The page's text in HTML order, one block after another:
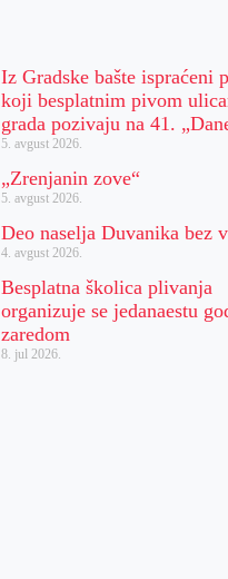
Iz Gradske bašte ispraćeni
koji besplatnim pivom
grada pozivaju na 41.
5. avgust 2026.
„Zrenjanin zove“
5. avgust 2026.
Deo naselja Duvanika bez
4. avgust 2026.
Besplatna školica plivanja
organizuje se jedanaestu
zaredom
8. jul 2026.